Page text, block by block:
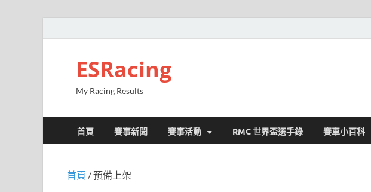
ESRacing
My Racing Results
首頁 賽事新聞 賽事活動 RMC 世界盃選手錄 賽車小百科
首頁 / 預備上架